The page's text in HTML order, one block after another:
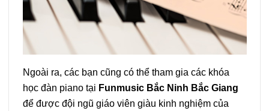
Ngoài ra, các bạn cũng có thể tham gia các khóa
học đàn piano tại Funmusic Bắc Ninh Bắc Giang
để được đội ngũ giáo viên giàu kinh nghiệm của